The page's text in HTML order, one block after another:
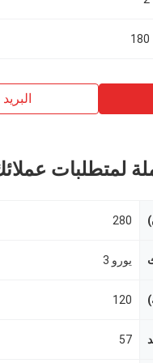
180
البريد
لمتطلبات
280
يورو 3
120
57